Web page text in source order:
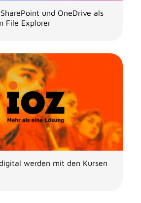
und OneDrive als
File Explorer
werden mit den Kursen